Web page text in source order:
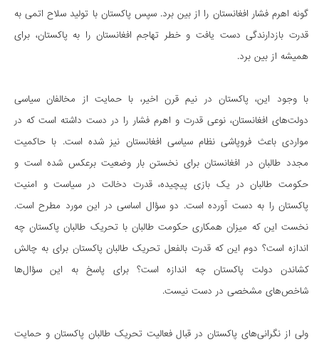
گونه اهرم فشار افغانستان را از بین برد. سپس پاکستان با تولید سلاح اتمی به
قدرت بازدارندگی دست یافت و خطر تهاجم افغانستان را به پاکستان، برای
همیشه از بین برد.
با وجود این، پاکستان در نیم قرن اخیر، با حمایت از مخالفان سیاسی
دولت‌های افغانستان، نوعی قدرت و اهرم فشار را در دست داشته است که در
مواردی باعث فروپاشی نظام سیاسی افغانستان نیز شده است. با حاکمیت
مجدد طالبان در افغانستان برای نخستن بار وضعیت برعکس شده است و
حکومت طالبان در یک بازی پیچیده، قدرت دخالت در سیاست و امنیت
پاکستان را به دست آورده است. دو سؤال اساسی در این مورد مطرح است.
نخست این که میزان همکاری حکومت طالبان با تحریک طالبان پاکستان چه
اندازه است؟ دوم این که قدرت بالفعل تحریک طالبان پاکستان برای به چالش
کشاندن دولت پاکستان چه اندازه است؟ برای پاسخ به این سؤال‌ها
شاخص‌های مشخصی در دست نیست.
ولی از نگرانی‌های پاکستان در قبال فعالیت تحریک طالبان پاکستان و حمایت